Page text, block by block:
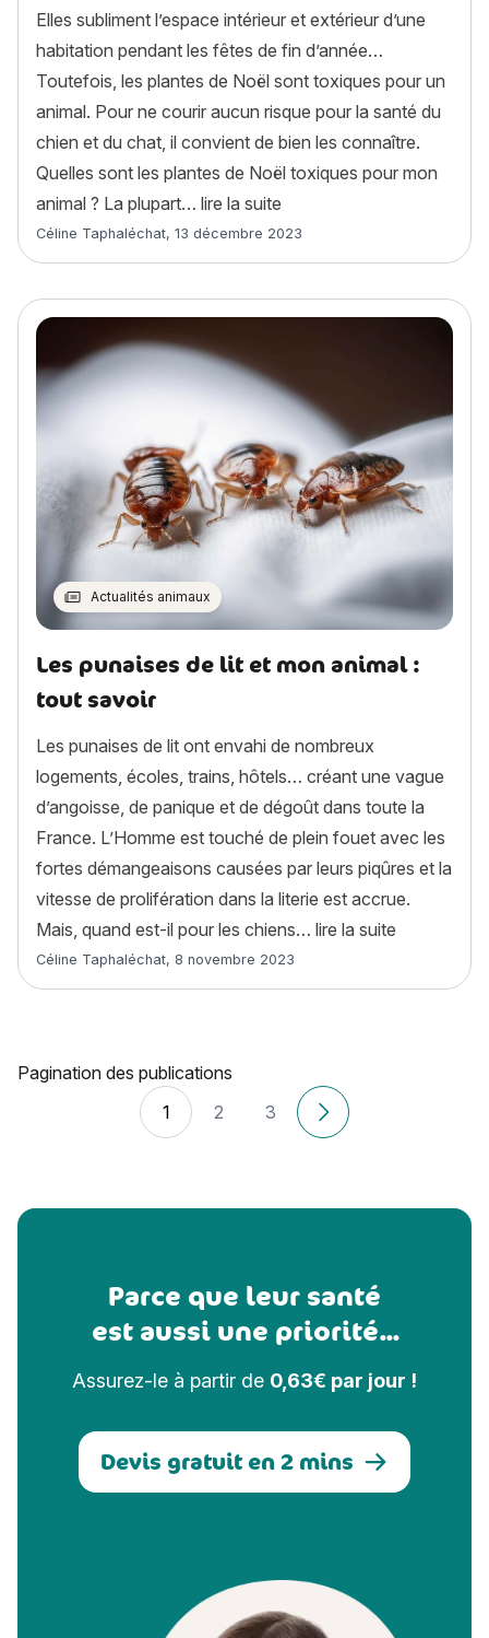
Elles subliment l’espace intérieur et extérieur d’une
habitation pendant les fêtes de fin d’année…
Toutefois, les plantes de Noël sont toxiques pour un
animal. Pour ne courir aucun risque pour la santé du
chien et du chat, il convient de bien les connaître.
Quelles sont les plantes de Noël toxiques pour mon
animal ? La plupart… lire la suite
Article rédigé par
Céline Taphaléchat, 13 décembre 2023
Actualités animaux
Les punaises de lit et mon animal :
tout savoir
Les punaises de lit ont envahi de nombreux
logements, écoles, trains, hôtels… créant une vague
d’angoisse, de panique et de dégoût dans toute la
France. L’Homme est touché de plein fouet avec les
fortes démangeaisons causées par leurs piqûres et la
vitesse de prolifération dans la literie est accrue.
Mais, quand est-il pour les chiens… lire la suite
Article rédigé par
Céline Taphaléchat, 8 novembre 2023
Pagination des publications
1
2 3
Anciens articles
Parce que leur santé
est aussi une priorité...
Assurez-le à partir de 0,63€ par jour !
Devis gratuit en 2 mins